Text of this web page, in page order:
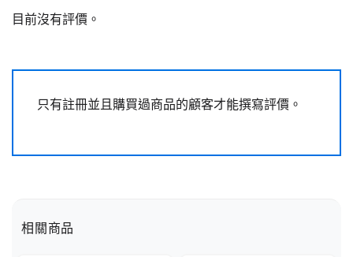
目前沒有評價。
只有註冊並且購買過商品的顧客才能撰寫評價。
相關商品